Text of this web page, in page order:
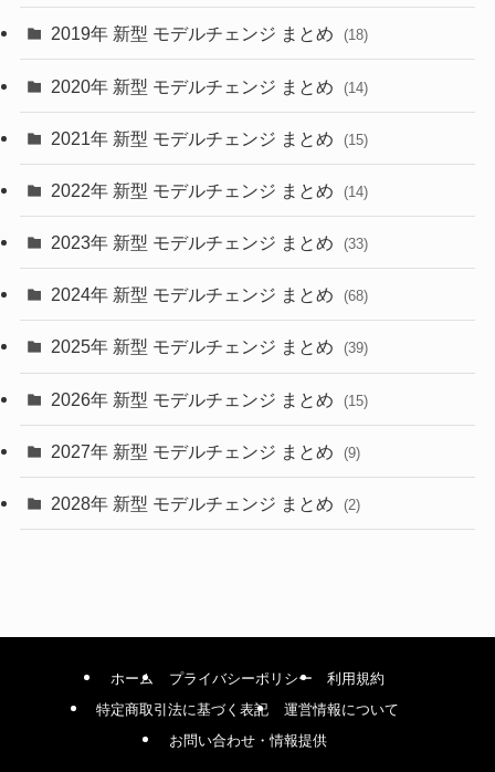
(30)
(27)
(10)
(35)
(10)
(9)
(22)
(4)
(9)
(4)
(1)
2019年 新型 モデルチェンジ まとめ (18)
2020年 新型 モデルチェンジ まとめ (14)
2021年 新型 モデルチェンジ まとめ (15)
2022年 新型 モデルチェンジ まとめ (14)
2023年 新型 モデルチェンジ まとめ (33)
2024年 新型 モデルチェンジ まとめ (68)
2025年 新型 モデルチェンジ まとめ (39)
2026年 新型 モデルチェンジ まとめ (15)
2027年 新型 モデルチェンジ まとめ (9)
2028年 新型 モデルチェンジ まとめ (2)
ホーム プライバシーポリシー
利用規約
特定商取引法に基づく表記
運営情報について
お問い合わせ・情報提供